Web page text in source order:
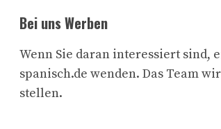
Bei uns Werben
Wenn Sie daran interessiert sind,
spanisch.de wenden. Das Team
stellen.